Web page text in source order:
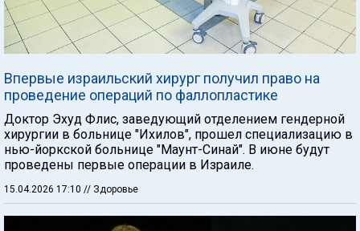
Впервые израильский хирург получил право на
проведение операций по фаллопластике
Доктор Эхуд Флис, заведующий отделением гендерной
хирургии в больнице "Ихилов", прошел специализацию в
нью-йоркской больнице "Маунт-Синай". В июне будут
проведены первые операции в Израиле.
15.04.2026 17:10 // Здоровье